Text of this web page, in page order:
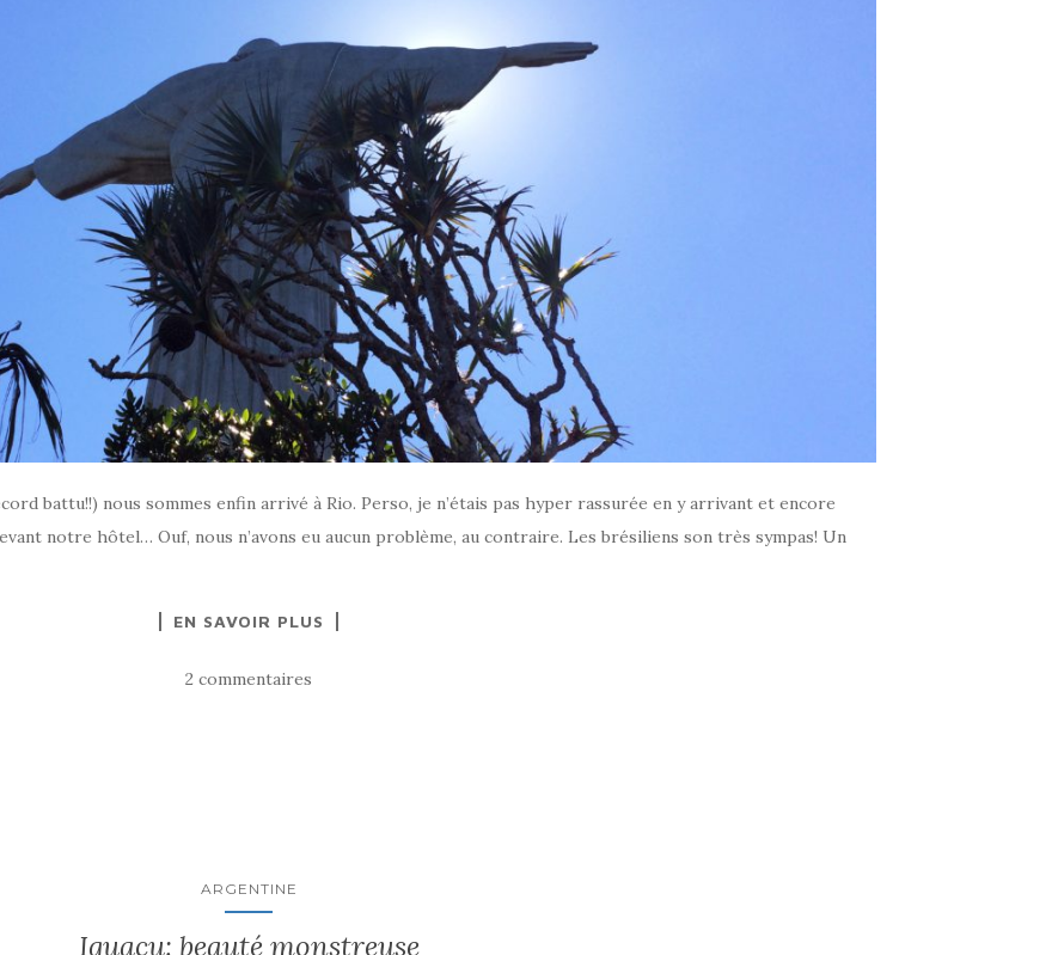
battu!!) nous sommes enfin arrivé à Rio. Perso, je n’étais pas hyper rassurée en y arrivant et encore
notre hôtel… Ouf, nous n’avons eu aucun problème, au contraire. Les brésiliens son très sympas! Un
EN SAVOIR PLUS
2 commentaires
ARGENTINE
Iguaçu: beauté monstreuse